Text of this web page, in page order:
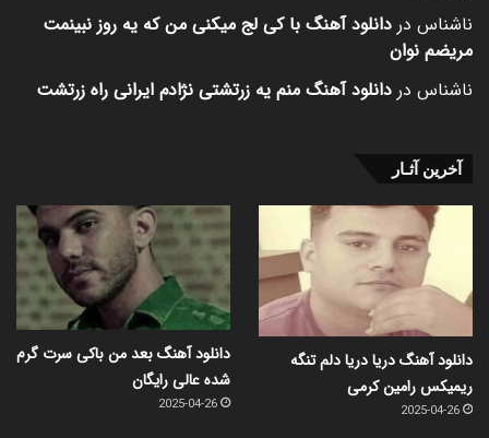
ناشناس در دانلود آهنگ با کی لج میکنی من که یه روز نبینمت
مریضم نوان
ناشناس در دانلود آهنگ منم یه زرتشتی نژادم ایرانی راه زرتشت
آخرین آثـار
دانلود آهنگ دریا دریا دلم تنگه
ریمیکس رامین کرمی
2025-04-26
دانلود آهنگ بعد من باکی سرت گرم
شده عالی رایگان
2025-04-26